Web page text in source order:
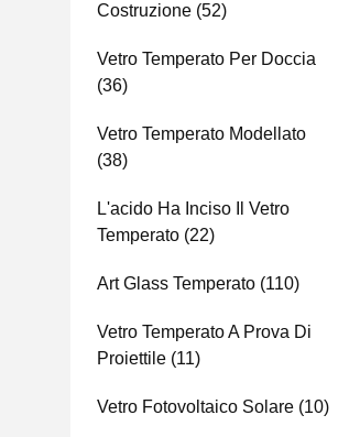
Costruzione (52)
Vetro Temperato Per Doccia
(36)
Vetro Temperato Modellato
(38)
L'acido Ha Inciso Il Vetro
Temperato (22)
Art Glass Temperato (110)
Vetro Temperato A Prova Di
Proiettile (11)
Vetro Fotovoltaico Solare (10)